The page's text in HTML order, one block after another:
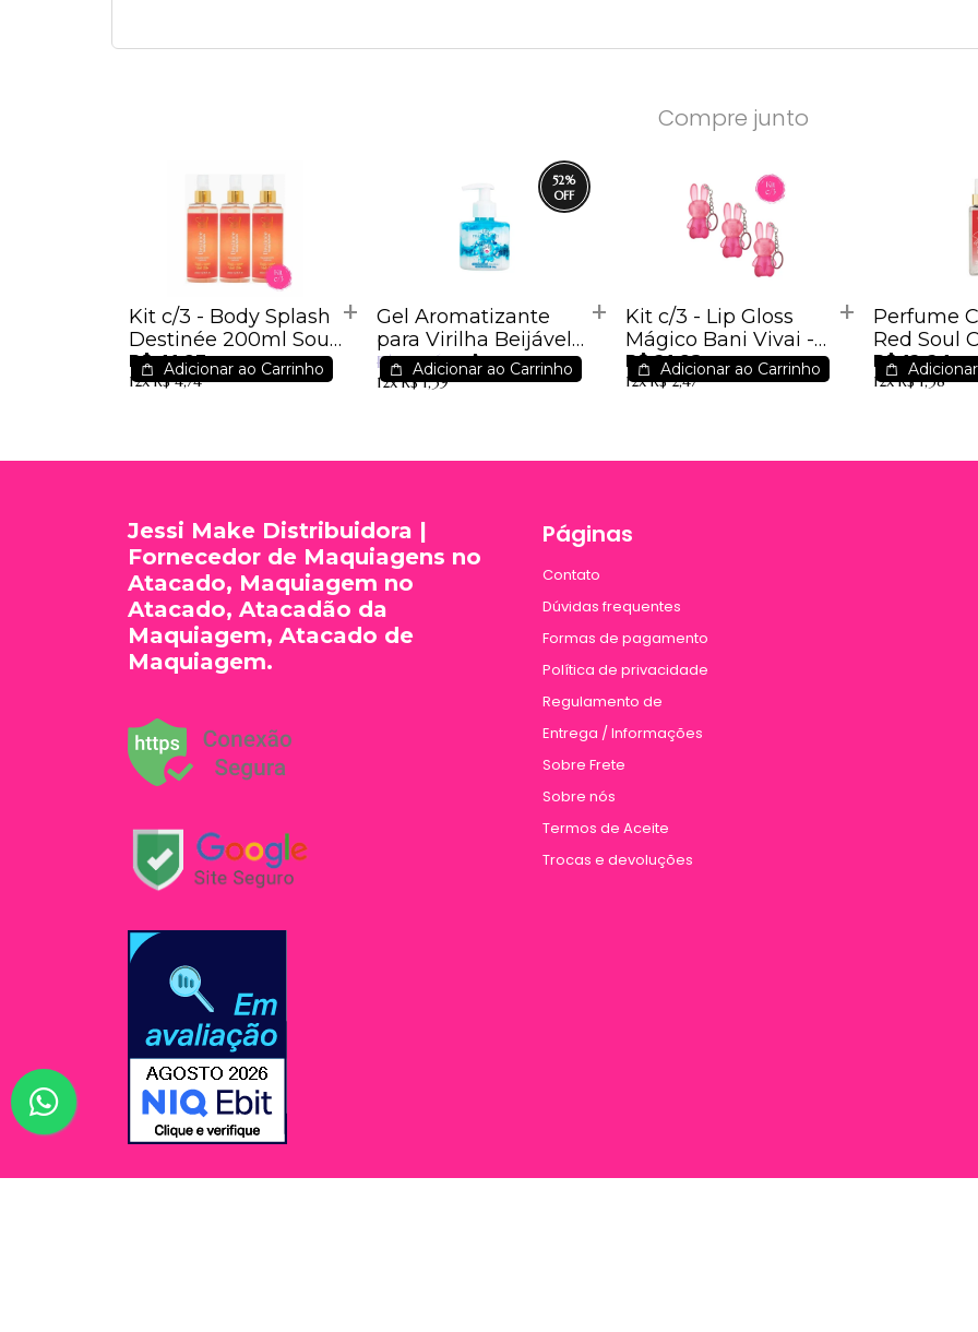
Compre junto
Kit c/3 - Body Splash
Destinée 200ml Soul
Cosméticos
R$ 41,97
12xR$ 4,74
Adicionar ao Carrinho
52%
Gel Aromatizante
para Virilha Beijável
180g Phallebeauty -
Menta
R$ 25,46 R$ 12,29
12xR$ 1,39
Adicionar ao Carrinho
Kit c/3 - Lip Gloss
Mágico Bani Vivai -
3149.1.1 / 7,31
R$ 21,93
12xR$ 2,47
Adicionar ao Carrinho
Perfume
Red Soul
R$ 12,24
12xR$ 1,38
Páginas
Contato
Dúvidas frequentes
Formas de pagamento
Política de privacidade
Regulamento de
Entrega / Informações
Sobre Frete
Sobre nós
Termos de Aceite
Trocas e devoluções
Jessi Make Distribuidora |
Fornecedor de Maquiagens no
Atacado, Maquiagem no
Atacado, Atacadão da
Maquiagem, Atacado de
Maquiagem.